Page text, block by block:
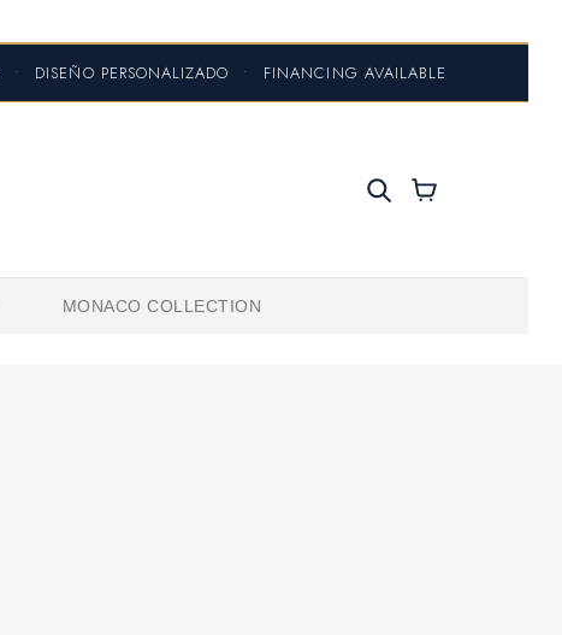
• DISEÑO PERSONALIZADO • FINANCING AVAILABLE
MONACO COLLECTION